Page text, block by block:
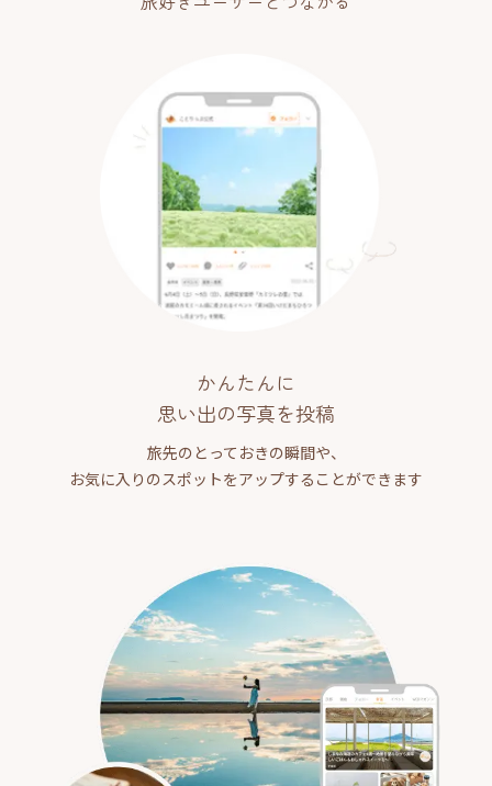
かんたんに
思い出の写真を投稿
旅先のとっておきの瞬間や、
お気に入りのスポットをアップすることができます